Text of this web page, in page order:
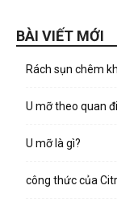
BÀI VIẾT MỚI
Rách sụn chêm
U mỡ theo quan
U mỡ là gì?
công thức của